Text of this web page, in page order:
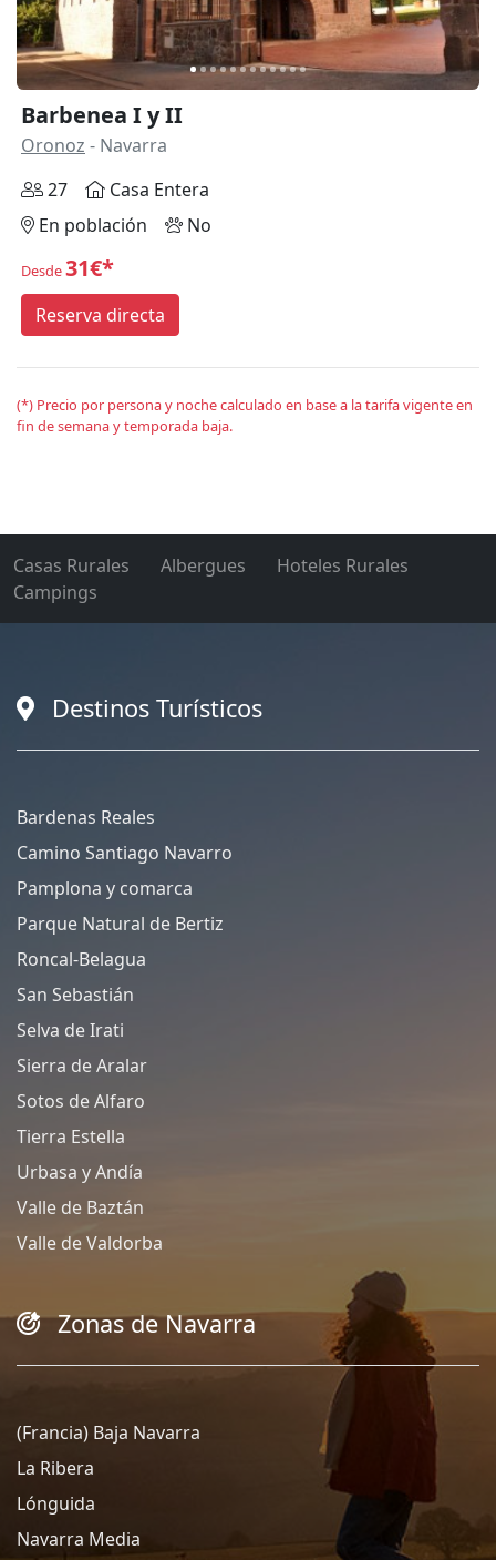
Barbenea I y II
Oronoz - Navarra
27
Casa Entera
En población
No
Desde31€*
Reserva directa
(*) Precio por persona y noche calculado en base a la tarifa vigente en
fin de semana y temporada baja.
Casas Rurales Albergues
Hoteles Rurales
Campings
Destinos Turísticos
Bardenas Reales
Camino Santiago Navarro
Pamplona y comarca
Parque Natural de Bertiz
Roncal-Belagua
San Sebastián
Selva de Irati
Sierra de Aralar
Sotos de Alfaro
Tierra Estella
Urbasa y Andía
Valle de Baztán
Valle de Valdorba
Zonas de Navarra
(Francia) Baja Navarra
La Ribera
Lónguida
Navarra Media